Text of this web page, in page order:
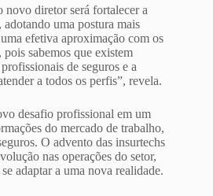
novo diretor será fortalecer a
uma postura mais
efetiva aproximação com os
sabemos que existem
de seguros e a
a todos os perfis”, revela.
desafio profissional em um
do mercado de trabalho,
O advento das insurtechs
nas operações do setor,
adaptar a uma nova realidade.